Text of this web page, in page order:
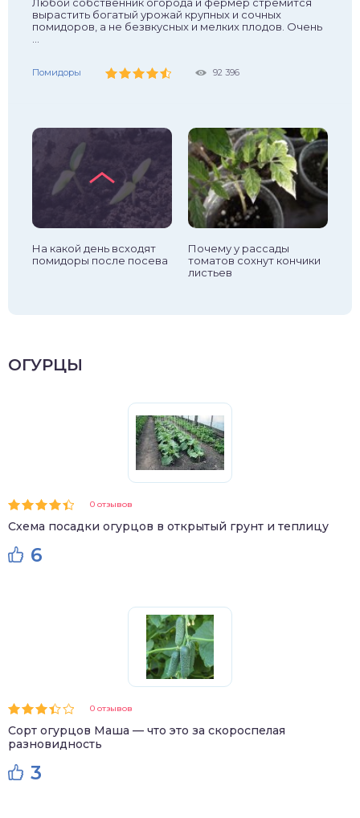
Помидоры 185 363
вырастить богатый урожай крупных и сочных
помидоров, а не безвкусных и мелких плодов. Очень
Помидоры 92 396
Помидоры 57 725
Помидоры 29 829
Помидоры 27 265
Помидоры 23 933
На какой день всходят
помидоры после посева
Почему у рассады
томатов сохнут кончики
листьев
ОГУРЦЫ
0 отзывов
Схема посадки огурцов в открытый грунт и теплицу
6
0 отзывов
Сорт огурцов Маша — что это за скороспелая
разновидность
3